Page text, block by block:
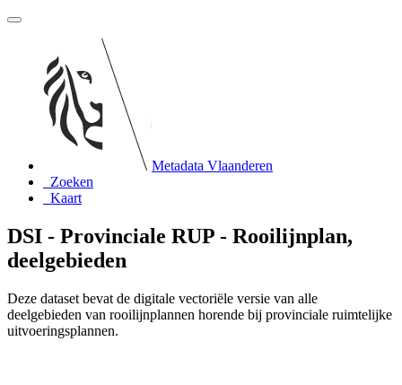
Metadata Vlaanderen
Zoeken
Kaart
DSI - Provinciale RUP - Rooilijnplan,
deelgebieden
Deze dataset bevat de digitale vectoriële versie van alle
deelgebieden van rooilijnplannen horende bij provinciale ruimtelijke
uitvoeringsplannen.